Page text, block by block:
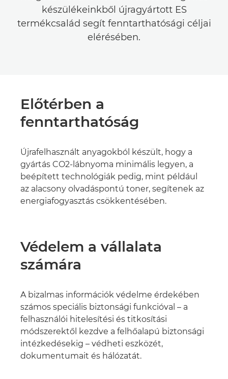
készülékeinkből újragyártott ES
termékcsalád segít fenntarthatósági céljai
elérésében.
Előtérben a
fenntarthatóság
Újrafelhasznált anyagokból készült, hogy a
gyártás CO2-lábnyoma minimális legyen, a
beépített technológiák pedig, mint például
az alacsony olvadáspontú toner, segítenek az
energiafogyasztás csökkentésében.
Védelem a vállalata
számára
A bizalmas információk védelme érdekében
számos speciális biztonsági funkcióval – a
felhasználói hitelesítési és titkosítási
módszerektől kezdve a felhőalapú biztonsági
intézkedésekig – védheti eszközét,
dokumentumait és hálózatát.